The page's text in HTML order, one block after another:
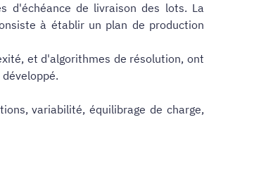
d'échéance de livraison des lots. La
à établir un plan de production
et d'algorithmes de résolution, ont
variabilité, équilibrage de charge,